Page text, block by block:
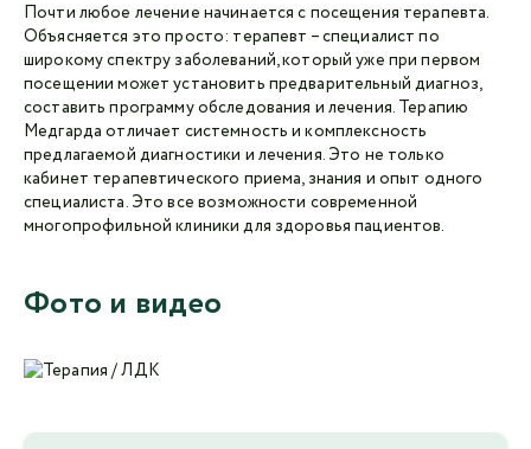
Почти любое лечение начинается с посещения терапевта.
Объясняется это просто: терапевт – специалист по
широкому спектру заболеваний, который уже при первом
посещении может установить предварительный диагноз,
составить программу обследования и лечения. Терапию
Медгарда отличает системность и комплексность
предлагаемой диагностики и лечения. Это не только
кабинет терапевтического приема, знания и опыт одного
специалиста. Это все возможности современной
многопрофильной клиники для здоровья пациентов.
Фото и видео